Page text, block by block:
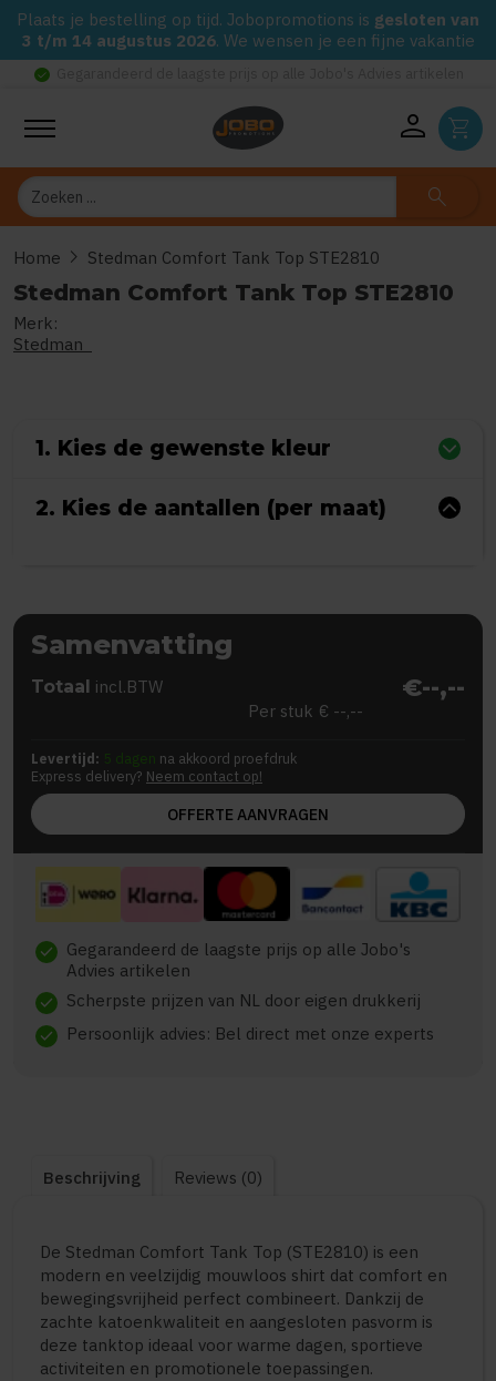
Plaats je bestelling op tijd. Jobopromotions is gesloten van
3 t/m 14 augustus 2026. We wensen je een fijne vakantie
check_circle
person shopping_cart
Zoeken search
Home chevron_right Stedman Comfort Tank Top STE2810
Stedman Comfort Tank Top STE2810
Merk:
Stedman
1. Kies de gewenste kleur
2. Kies de aantallen (per maat)
Samenvatting
Totaal incl.BTW €--,--
Per stuk € --,--
Levertijd: 5 dagen na akkoord proefdruk
Express delivery? Neem contact op!
OFFERTE AANVRAGEN
check Gegarandeerd de laagste prijs op alle Jobo's
Advies artikelen
check Scherpste prijzen van NL door eigen drukkerij
check Persoonlijk advies: Bel direct met onze experts
Beschrijving Reviews (0)
De Stedman Comfort Tank Top (STE2810) is een
modern en veelzijdig mouwloos shirt dat comfort en
bewegingsvrijheid perfect combineert. Dankzij de
zachte katoenkwaliteit en aangesloten pasvorm is
deze tanktop ideaal voor warme dagen, sportieve
activiteiten en promotionele toepassingen.